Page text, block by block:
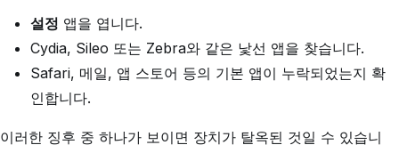
설정 앱을 엽니다.
Cydia, Sileo 또는 Zebra와 같은 낯선 앱을 찾습니다.
Safari, 메일, 앱 스토어 등의 기본 앱이 누락되었는지 확
인합니다.
이러한 징후 중 하나가 보이면 장치가 탈옥된 것일 수 있습니